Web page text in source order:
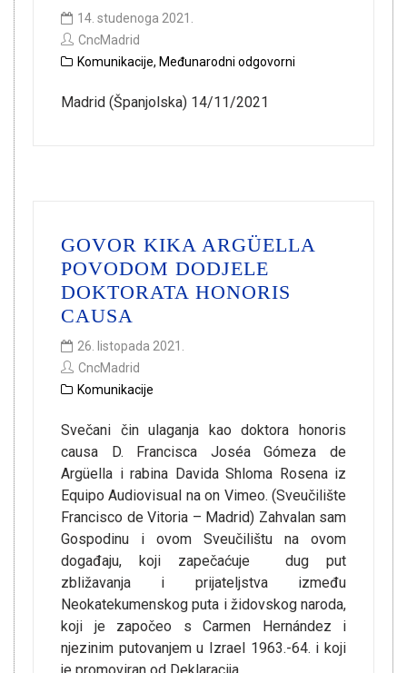
14. studenoga 2021.
CncMadrid
Komunikacije, Međunarodni odgovorni
Madrid (Španjolska) 14/11/2021
GOVOR KIKA ARGÜELLA
POVODOM DODJELE
DOKTORATA HONORIS
CAUSA
26. listopada 2021.
CncMadrid
Komunikacije
Svečani čin ulaganja kao doktora honoris
causa D. Francisca Joséa Gómeza de
Argüella i rabina Davida Shloma Rosena iz
Equipo Audiovisual na on Vimeo. (Sveučilište
Francisco de Vitoria – Madrid) Zahvalan sam
Gospodinu i ovom Sveučilištu na ovom
događaju, koji zapečaćuje dug put
zbližavanja i prijateljstva između
Neokatekumenskog puta i židovskog naroda,
koji je započeo s Carmen Hernández i
njezinim putovanjem u Izrael 1963.-64. i koji